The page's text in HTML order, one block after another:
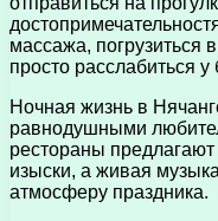
массажа, погрузиться
просто расслабиться у
Ночная жизнь в
равнодушными
рестораны
изыски, а живая
атмосферу праздника.